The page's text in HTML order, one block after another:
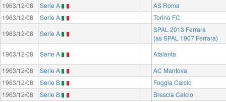
1963/12/08
Serie A
AS Roma
1963/12/08
Serie A
Torino FC
1963/12/08
Serie A
SPAL 2013 Ferrara
(as SPAL 1907 Ferrara)
1963/12/08
Serie A
Atalanta
1963/12/08
Serie A
AC Mantova
1963/12/08
Serie B
Foggia Calcio
1963/12/08
Serie B Brescia Calcio